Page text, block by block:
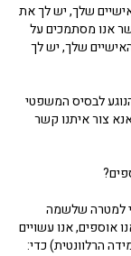
שלך, יש לך את
אנו מסתמכים על
שלך, יש לך
לבסיס המשפטי
צור איתנו קשר
למטרה שלשמה
אוספים, אנו עשויים
הרלוונטית) כדי: